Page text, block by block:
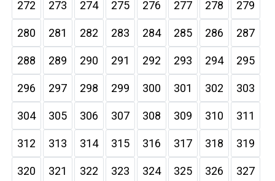
272 273 274 275 276 277 278 279
280 281 282 283 284 285 286 287
288 289 290 291 292 293 294 295
296 297 298 299 300 301 302 303
304 305 306 307 308 309 310 311
312 313 314 315 316 317 318 319
320 321 322 323 324 325 326 327